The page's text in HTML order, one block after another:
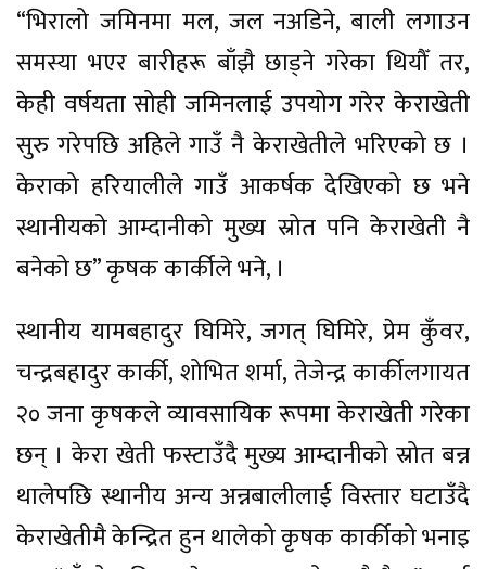
“भिरालो जमिनमा मल, जल नअडिने, बाली लगाउन
समस्या भएर बारीहरू बाँझै छाड्ने गरेका थियौँ तर,
केही वर्षयता सोही जमिनलाई उपयोग गरेर केराखेती
सुरु गरेपछि अहिले गाउँ नै केराखेतीले भरिएको छ ।
केराको हरियालीले गाउँ आकर्षक देखिएको छ भने
स्थानीयको आम्दानीको मुख्य स्रोत पनि केराखेती नै
बनेको छ” कृषक कार्कीले भने, ।
स्थानीय यामबहादुर घिमिरे, जगत् घिमिरे, प्रेम कुँवर,
चन्द्रबहादुर कार्की, शोभित शर्मा, तेजेन्द्र कार्कीलगायत
२० जना कृषकले व्यावसायिक रूपमा केराखेती गरेका
छन् । केरा खेती फस्टाउँदै मुख्य आम्दानीको स्रोत बन्न
थालेपछि स्थानीय अन्य अन्नबालीलाई विस्तार घटाउँदै
केराखेतीमै केन्द्रित हुन थालेको कृषक कार्कीको भनाइ